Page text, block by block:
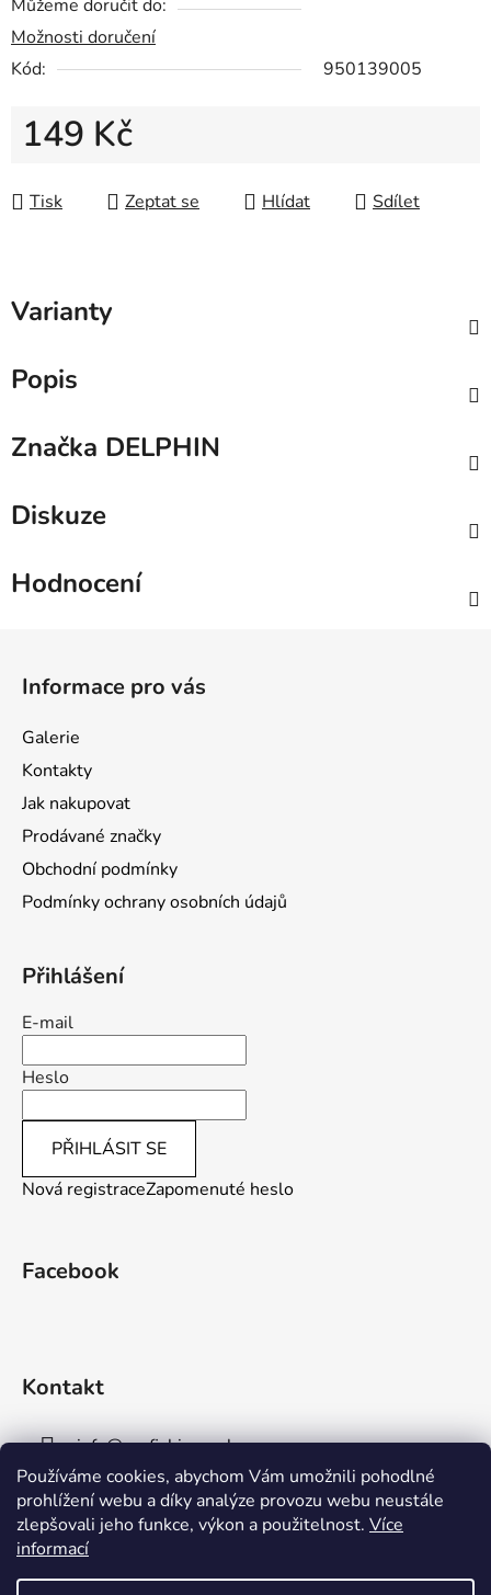
Používáme cookies, abychom Vám umožnili pohodlné
prohlížení webu a díky analýze provozu webu neustále
zlepšovali jeho funkce, výkon a použitelnost. Více
informací
Můžeme doručit do:
Možnosti doručení
Kód:
950139005
149 Kč
Tisk
Zeptat se Hlídat Sdílet
Varianty
Popis
Značka DELPHIN
Diskuze
Hodnocení
Informace pro vás
Galerie
Kontakty
Jak nakupovat
Prodávané značky
Obchodní podmínky
Podmínky ochrany osobních údajů
Přihlášení
E-mail
Heslo
PŘIHLÁSIT SE
Nová registraceZapomenuté heslo
Facebook
Kontakt
info@aaafishingpraha.cz
778 011 878